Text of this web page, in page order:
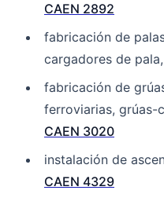
CAEN 2892
fabricación de
cargadores de
fabricación de
ferroviarias, grúas-
CAEN 3020
instalación de
CAEN 4329